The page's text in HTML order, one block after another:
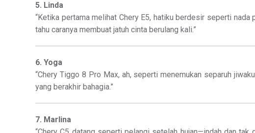
5. Linda
“Ketika pertama melihat Chery E5, hatiku berdesir seperti
tahu caranya membuat jatuh cinta berulang kali.”
6. Yoga
“Chery Tiggo 8 Pro Max, ah, seperti menemukan separuh
yang berakhir bahagia.”
7. Marlina